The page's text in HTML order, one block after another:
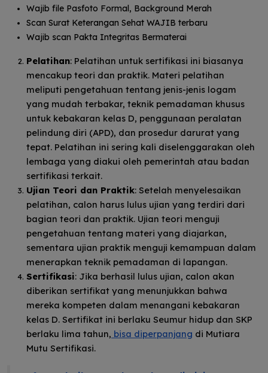
Wajib file Pasfoto Formal, Background Merah
Scan Surat Keterangan Sehat WAJIB terbaru
Wajib scan Pakta Integritas Bermaterai
Pelatihan: Pelatihan untuk sertifikasi ini biasanya
mencakup teori dan praktik. Materi pelatihan
meliputi pengetahuan tentang jenis-jenis logam
yang mudah terbakar, teknik pemadaman khusus
untuk kebakaran kelas D, penggunaan peralatan
pelindung diri (APD), dan prosedur darurat yang
tepat. Pelatihan ini sering kali diselenggarakan oleh
lembaga yang diakui oleh pemerintah atau badan
sertifikasi terkait.
Ujian Teori dan Praktik: Setelah menyelesaikan
pelatihan, calon harus lulus ujian yang terdiri dari
bagian teori dan praktik. Ujian teori menguji
pengetahuan tentang materi yang diajarkan,
sementara ujian praktik menguji kemampuan dalam
menerapkan teknik pemadaman di lapangan.
Sertifikasi: Jika berhasil lulus ujian, calon akan
diberikan sertifikat yang menunjukkan bahwa
mereka kompeten dalam menangani kebakaran
kelas D. Sertifikat ini berlaku Seumur hidup dan SKP
berlaku lima tahun, bisa diperpanjang di Mutiara
Mutu Sertifikasi.